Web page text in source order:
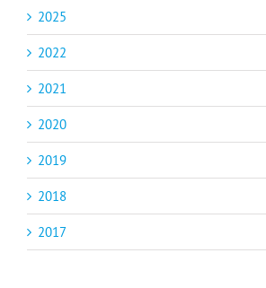
2025
2022
2021
2020
2019
2018
2017